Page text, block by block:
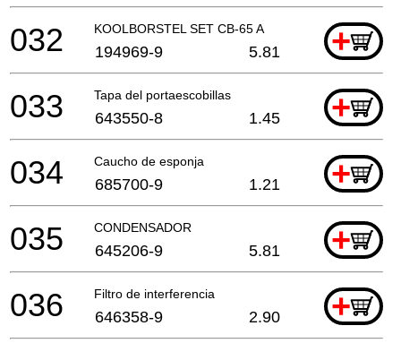
KOOLBORSTEL SET CB-65 A +
032 194969-9 5.81
Tapa del portaescobillas +
033 643550-8 1.45
Caucho de esponja +
034 685700-9 1.21
CONDENSADOR +
035 645206-9 5.81
Filtro de interferencia +
036 646358-9 2.90